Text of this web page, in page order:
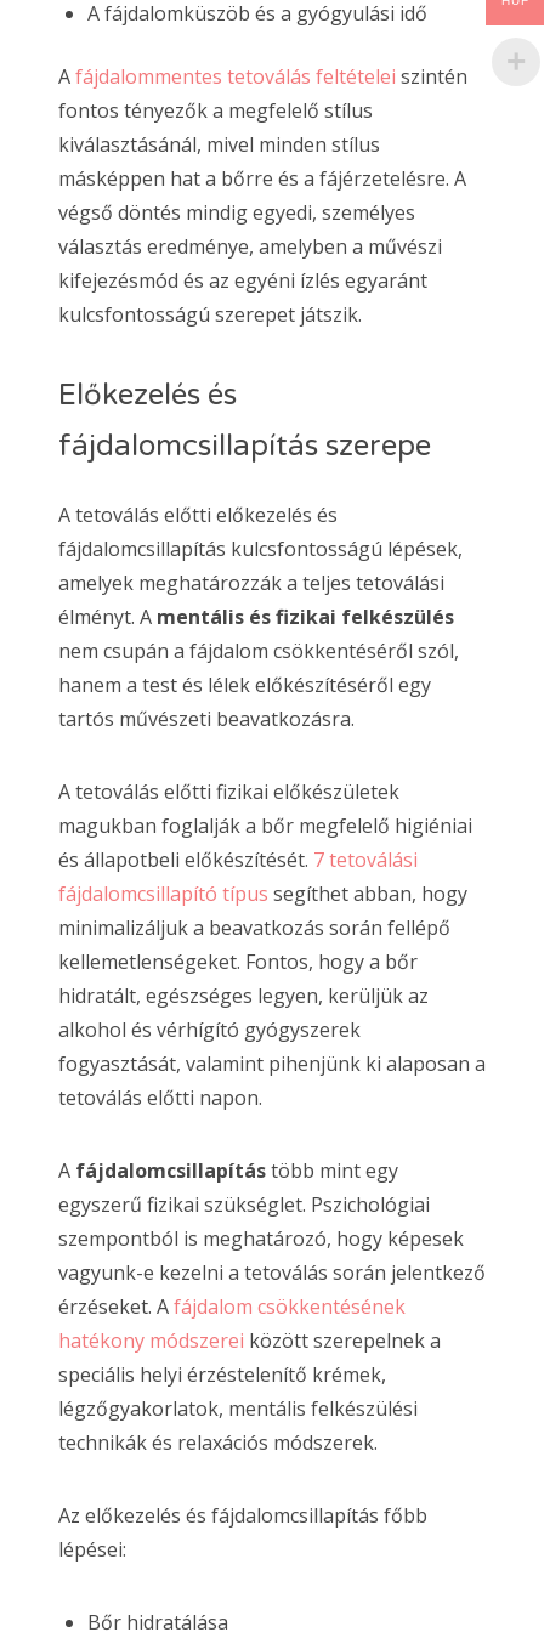
A fájdalomküszöb és a gyógyulási idő
Afájdalommentes tetoválás feltételei szintén
fontos tényezők a megfelelő stílus
kiválasztásánál, mivel minden stílus
másképpen hat a bőrre és a fájérzetelésre. A
végső döntés mindig egyedi, személyes
választás eredménye, amelyben a művészi
kifejezésmód és az egyéni ízlés egyaránt
kulcsfontosságú szerepet játszik.
Előkezelés és
fájdalomcsillapítás szerepe
A tetoválás előtti előkezelés és
fájdalomcsillapítás kulcsfontosságú lépések,
amelyek meghatározzák a teljes tetoválási
élményt. A mentális és fizikai felkészülés
nem csupán a fájdalom csökkentéséről szól,
hanem a test és lélek előkészítéséről egy
tartós művészeti beavatkozásra.
A tetoválás előtti fizikai előkészületek
magukban foglalják a bőr megfelelő higiéniai
és állapotbeli előkészítését. 7 tetoválási
fájdalomcsillapító típus segíthet abban, hogy
minimalizáljuk a beavatkozás során fellépő
kellemetlenségeket. Fontos, hogy a bőr
hidratált, egészséges legyen, kerüljük az
alkohol és vérhígító gyógyszerek
fogyasztását, valamint pihenjünk ki alaposan a
tetoválás előtti napon.
A fájdalomcsillapítástöbb mint egy
egyszerű fizikai szükséglet. Pszichológiai
szempontból is meghatározó, hogy képesek
vagyunk-e kezelni a tetoválás során jelentkező
érzéseket. Afájdalom csökkentésének
hatékony módszerei között szerepelnek a
speciális helyi érzéstelenítő krémek,
légzőgyakorlatok, mentális felkészülési
technikák és relaxációs módszerek.
Az előkezelés és fájdalomcsillapítás főbb
lépései:
Bőr hidratálása